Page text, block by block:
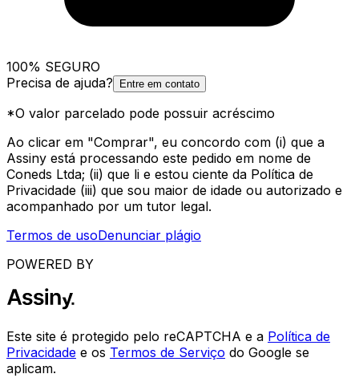
100% SEGURO
Precisa de ajuda?
Entre em contato
*O valor parcelado pode possuir acréscimo
Ao clicar em "Comprar", eu concordo com (i) que a
Assiny está processando este pedido em nome de
Coneds Ltda; (ii) que li e estou ciente da Política de
Privacidade (iii) que sou maior de idade ou autorizado e
acompanhado por um tutor legal.
Termos de usoDenunciar plágio
POWERED BY
Este site é protegido pelo reCAPTCHA e a Política de
Privacidade e os Termos de Serviço do Google se
aplicam.